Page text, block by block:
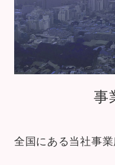
事
全国にある当社事